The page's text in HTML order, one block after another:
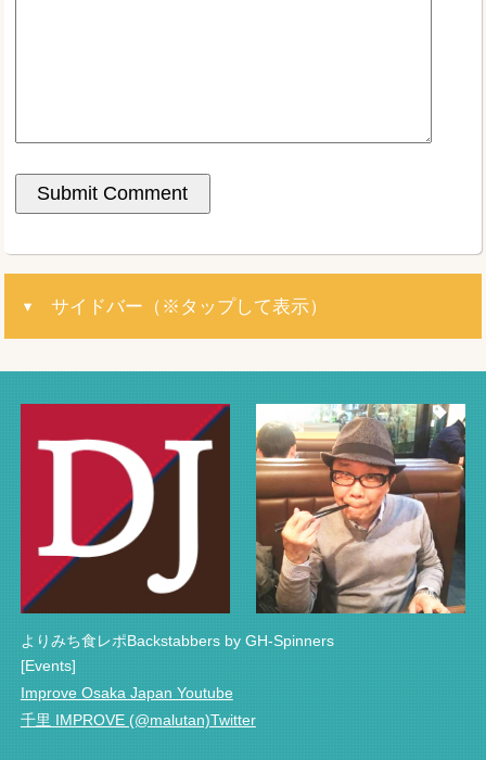
サイドバー（※タップして表示）
よりみち食レポBackstabbers by GH-Spinners
[Events]
Improve Osaka Japan Youtube
千里 IMPROVE (@malutan)Twitter